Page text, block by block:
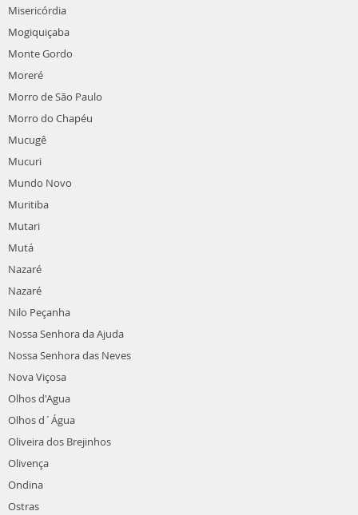
Misericórdia
Mogiquiçaba
Monte Gordo
Moreré
Morro de São Paulo
Morro do Chapéu
Mucugê
Mucuri
Mundo Novo
Muritiba
Mutari
Mutá
Nazaré
Nazaré
Nilo Peçanha
Nossa Senhora da Ajuda
Nossa Senhora das Neves
Nova Viçosa
Olhos d'Agua
Olhos d´Água
Oliveira dos Brejinhos
Olivença
Ondina
Ostras